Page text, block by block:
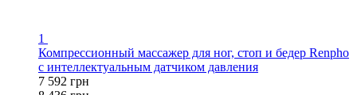
1
Компрессионный массажер для ног, стоп и бедер Renpho
с интеллектуальным датчиком давления
7 592 грн